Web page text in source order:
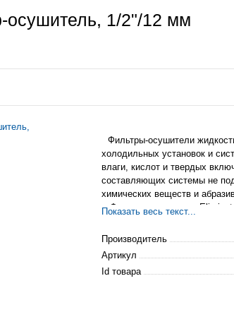
осушитель, 1/2"/12 мм
Фильтры-осушители
холодильных установок и
влаги, кислот и твердых
составляющих системы не
химических веществ и
Фильтры-осушители
выполненным из материала «
типа
DCLимеют сердечник,
«молекулярноесито» и на
Показать весь текст...
Производитель
Артикул
Id товара